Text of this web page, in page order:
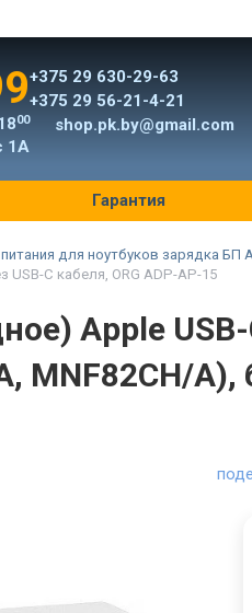
00
1А
+375 29 630-29-63
+375 29 56-21-4-21
shop.pk.by@gmail.com
Гарантия
для ноутбуков зарядка БП
USB-C кабеля, ORG ADP-AP-15
Apple
MNF82CH/A),